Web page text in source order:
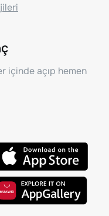
içinde açıp hemen